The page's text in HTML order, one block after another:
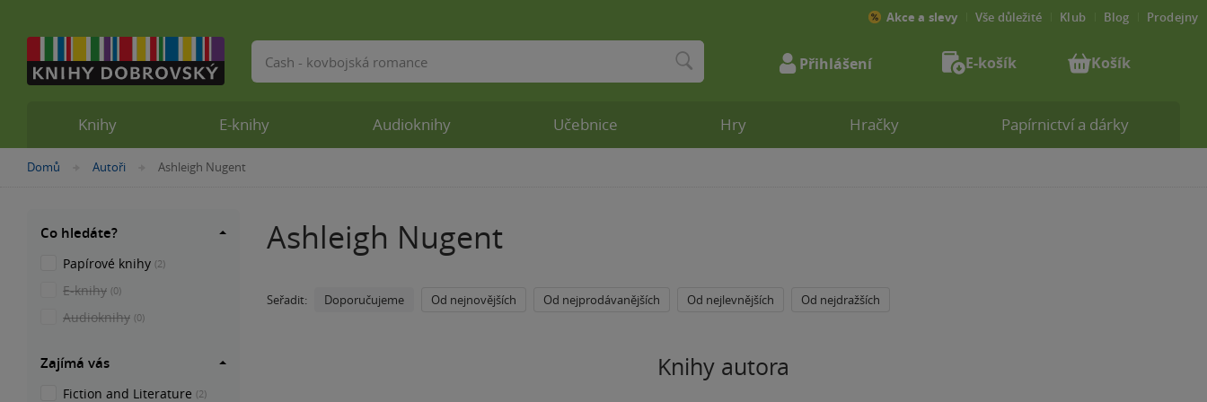
Nacházíte
Domů »Autoři »Ashleigh Nugent
Ashleigh Nugent
Seřadit: Doporučujeme Od nejnovějších Od nejprodávanějších Od nejlevnějších Od nejdražších
Knihy autora
Co hledáte?
Papírové knihy (2)
E-knihy (0)
Audioknihy (0)
Zajímá vás
Fiction and Literature (2)
Knihy E-knihy Audioknihy Učebnice Hry Hračky Papírnictví a dárky
Akce a slevy Vše důležité Klub Blog Prodejny
Vyhledávání Přihlášení E-košík Košík